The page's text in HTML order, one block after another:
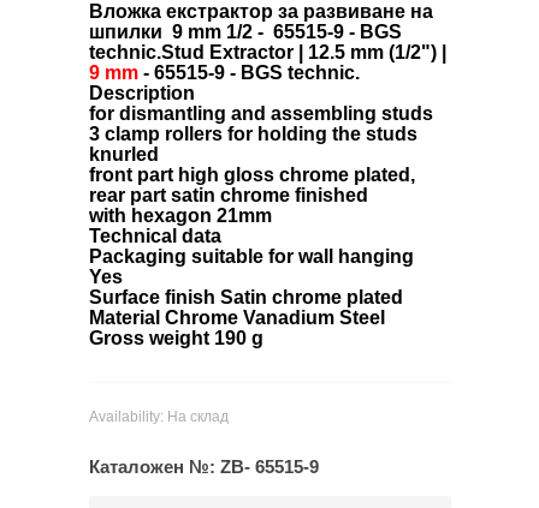
Вложка екстрактор за развиване на
шпилки 9 mm 1/2 - 65515-9 - BGS
technic.Stud Extractor | 12.5 mm (1/2") |
9 mm- 65515-9 - BGS technic.
Description
for dismantling and assembling studs
3 clamp rollers for holding the studs
knurled
front part high gloss chrome plated,
rear part satin chrome finished
with hexagon 21mm
Technical data
Packaging suitable for wall hanging
Yes
Surface finish Satin chrome plated
Material Chrome Vanadium Steel
Gross weight 190 g
Availability: На склад
Каталожен №: ZB- 65515-9